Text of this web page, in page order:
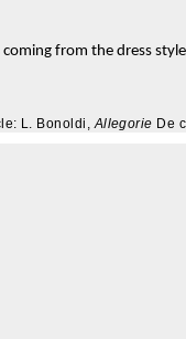
from the dress
L. Bonoldi, Allegorie De